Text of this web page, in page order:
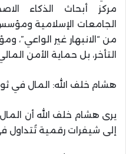
مركز أبحاث الذكاء
الجامعات الإسلامية
من “الانبهار غير الواعي”،
التأخر، بل حماية الأمن
هشام خلف الله: المال في
يرى هشام خلف الله أن
إلى شيفرات رقمية تُتداول